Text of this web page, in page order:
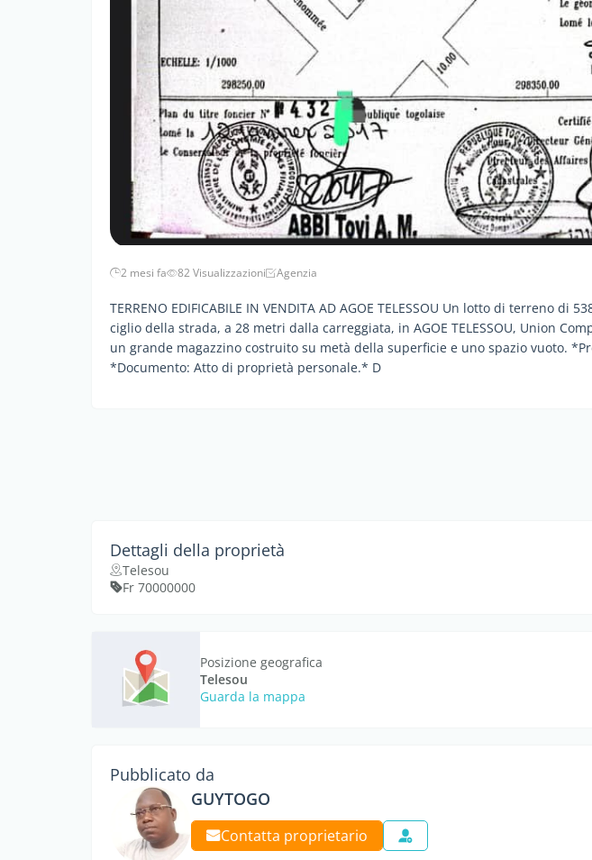
2 mesi fa 82 Visualizzazioni Agenzia
TERRENO EDIFICABILE IN VENDITA AD AGOE TELESSOU Un lotto di terreno di
ciglio della strada, a 28 metri dalla carreggiata, in AGOE TELESSOU, Union
un grande magazzino costruito su metà della superficie e uno spazio vuoto.
*Documento: Atto di proprietà personale.* D
Dettagli della proprietà
Telesou
Fr 70000000
Posizione geografica
Telesou
Guarda la mappa
Pubblicato da
GUYTOGO
Contatta proprietario